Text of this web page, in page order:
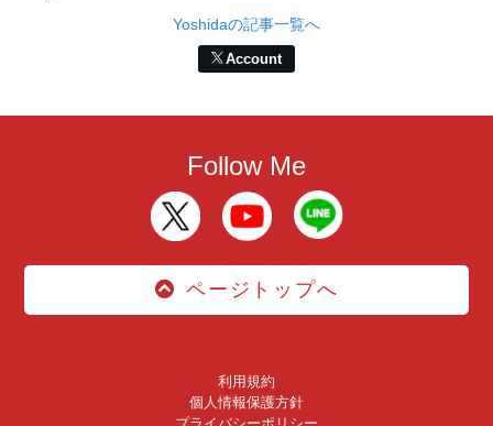
Yoshidaの記事一覧へ
Account
Follow Me
ページトップへ
利用規約
個人情報保護方針